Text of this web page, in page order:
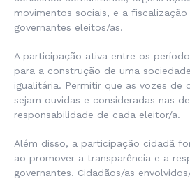
movimentos sociais, e a
governantes eleitos/as.
A participação ativa entre os
para a construção de uma
igualitária. Permitir que as vozes de
sejam ouvidas e consideradas nas
responsabilidade de cada eleitor/a.
Além disso, a participação cidadã
ao promover a transparência e a
governantes. Cidadãos/as